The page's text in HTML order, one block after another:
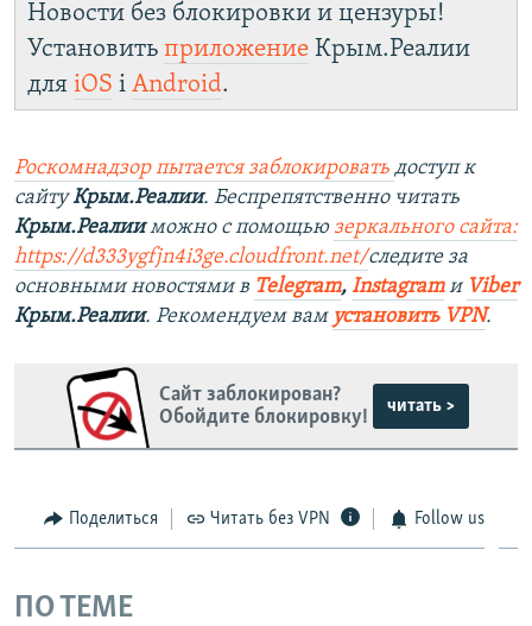
Новости без блокировки и цензуры!
Установить приложение Крым.Реалии
для iOS і Android.
Роскомнадзор пытается заблокировать доступ к
сайтуКрым.Реалии. Беспрепятственно читать
Крым.Реалииможно с помощью зеркального сайта:
https://d333ygfjn4i3ge.cloudfront.net/следите за
основными новостями в Telegram, Instagramи Viber
Крым.Реалии. Рекомендуем вам установить VPN.
Сайт заблокирован?
Обойдите блокировку!
читать >
Поделиться Читать без VPN Follow us
ПО ТЕМЕ